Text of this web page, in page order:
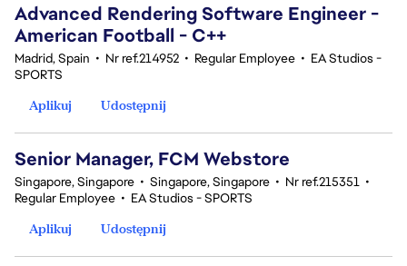
Advanced Rendering Software Engineer -
American Football - C++
Madrid, Spain • Nr ref.214952 • Regular Employee • EA Studios -
SPORTS
Aplikuj
Udostępnij
Senior Manager, FCM Webstore
Singapore, Singapore • Singapore, Singapore • Nr ref.215351 •
Regular Employee • EA Studios - SPORTS
Aplikuj
Udostępnij